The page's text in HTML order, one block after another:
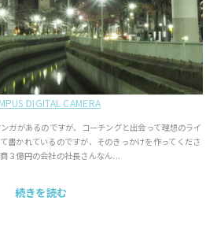
DIGITAL CAMERA
ガがあるのですが、コーチングと出会って理想のライ
書かれているのですが、そのきっかけを作ってくださ
３億円の会社の社長さんなん...
続きを読む